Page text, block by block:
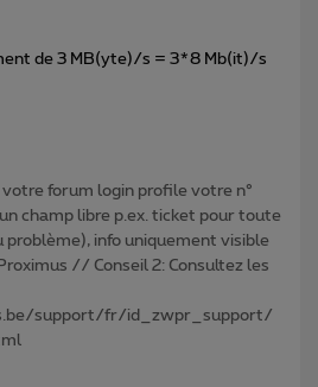
de 3 MB(yte)/s = 3*8 Mb(it)/s
votre forum login profile votre n°
champ libre p.ex. ticket pour toute
info uniquement visible
// Conseil 2: Consultez les
support/fr/id_zwpr_support/